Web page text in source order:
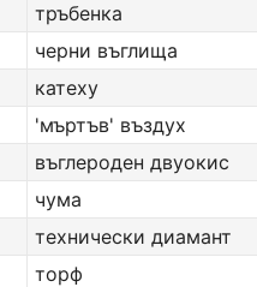
тръбенка
черни въглища
катеху
'мъртъв' въздух
въглероден двуокис
чума
технически диамант
торф